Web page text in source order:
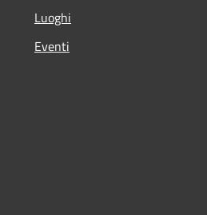
Luoghi
Eventi